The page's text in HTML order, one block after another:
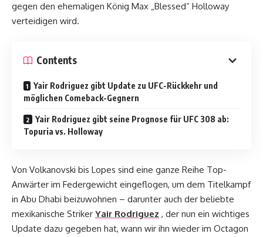
gegen den ehemaligen König Max „Blessed“ Holloway
verteidigen wird.
Contents
Yair Rodriguez gibt Update zu UFC-Rückkehr und
möglichen Comeback-Gegnern
Yair Rodriguez gibt seine Prognose für UFC 308 ab:
Topuria vs. Holloway
Von Volkanovski bis Lopes sind eine ganze Reihe Top-
Anwärter im Federgewicht eingeflogen, um dem Titelkampf
in Abu Dhabi beizuwohnen – darunter auch der beliebte
mexikanische Striker Yair Rodriguez , der nun ein wichtiges
Update dazu gegeben hat, wann wir ihn wieder im Octagon